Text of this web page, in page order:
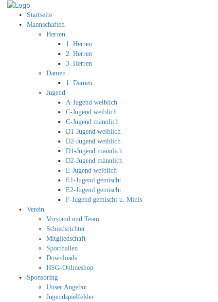
Startseite
Mannschaften
Herren
1. Herren
2. Herren
3. Herren
Damen
1. Damen
Jugend
A-Jugend weiblich
C-Jugend weiblich
C-Jugend männlich
D1-Jugend weiblich
D2-Jugend weiblich
D1-Jugend männlich
D2-Jugend männlich
E-Jugend weiblich
E1-Jugend gemischt
E2-Jugend gemischt
F-Jugend gemischt u. Minis
Verein
Vorstand und Team
Schiedsrichter
Mitgliedschaft
Sporthallen
Downloads
HSG-Onlineshop
Sponsoring
Unser Angebot
Jugendspielfelder